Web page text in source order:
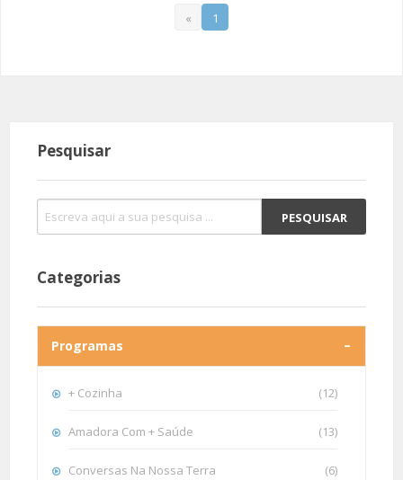
« 1
Pesquisar
Categorias
Programas
+ Cozinha (12)
Amadora Com + Saúde (13)
Conversas Na Nossa Terra (6)